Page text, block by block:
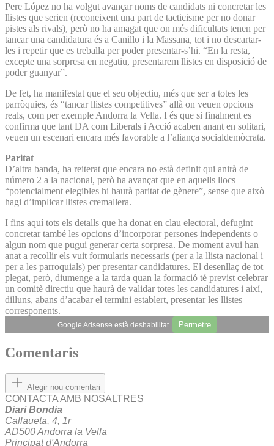
Pere López no ha volgut avançar noms de candidats ni concretar les
llistes que serien (reconeixent una part de tacticisme per no donar
pistes als rivals), però no ha amagat que on més dificultats tenen per
tancar una candidatura és a Canillo i la Massana, tot i no descartar-
les i repetir que es treballa per poder presentar-s’hi. “En la resta,
excepte una sorpresa en negatiu, presentarem llistes en disposició de
poder guanyar”.
De fet, ha manifestat que el seu objectiu, més que ser a totes les
parròquies, és “tancar llistes competitives” allà on veuen opcions
reals, com per exemple Andorra la Vella. I és que si finalment es
confirma que tant DA com Liberals i Acció acaben anant en solitari,
veuen un escenari encara més favorable a l’aliança socialdemòcrata.
Paritat
D’altra banda, ha reiterat que encara no està definit qui anirà de
número 2 a la nacional, però ha avançat que en aquells llocs
“potencialment elegibles hi haurà paritat de gènere”, sense que això
hagi d’implicar llistes cremallera.
I fins aquí tots els detalls que ha donat en clau electoral, defugint
concretar també les opcions d’incorporar persones independents o
algun nom que pugui generar certa sorpresa. De moment avui han
anat a recollir els vuit formularis necessaris (per a la llista nacional i
per a les parroquials) per presentar candidatures. El desenllaç de tot
plegat, però, diumenge a la tarda quan la formació té previst celebrar
un comitè directiu que haurà de validar totes les candidatures i així,
dilluns, abans d’acabar el termini establert, presentar les llistes
corresponents.
Google Adsense està deshabilitat. Permetre
Comentaris
Afegir nou comentari
CONTACTA AMB NOSALTRES
Diari Bondia
Callaueta, 4, 1r
AD500 Andorra la Vella
Principat d'Andorra